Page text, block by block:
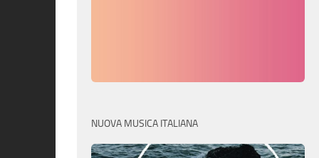
NUOVA MUSICA ITALIANA